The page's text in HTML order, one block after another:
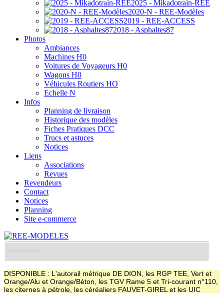
2025 - Mikadotrain-REE
2020-N - REE-Modèles
2019 - REE-ACCESS
2018 - Asphaltes87
Photos
Ambiances
Machines H0
Voitures de Voyageurs H0
Wagons H0
Véhicules Routiers HO
Echelle N
Infos
Planning de livraison
Historique des modèles
Fiches Pratiques DCC
Trucs et astuces
Notices
Liens
Associations
Revues
Revendeurs
Contact
Notices
Planning
Site e-commerce
DISPONIBLE : L'autorail métrique DE DION, les RGP TEE, Vert et
Orange/Alu et Orange/Béton, les TGV Rame 5 et Tri-courant n°110,
les citernes à pétrole, les céréaliers FAUVET-GIREL et les UIC